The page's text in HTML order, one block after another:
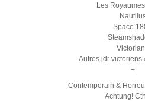
Les
Space
Autres jdr victoriens
+
Contemporain &
Achtung!